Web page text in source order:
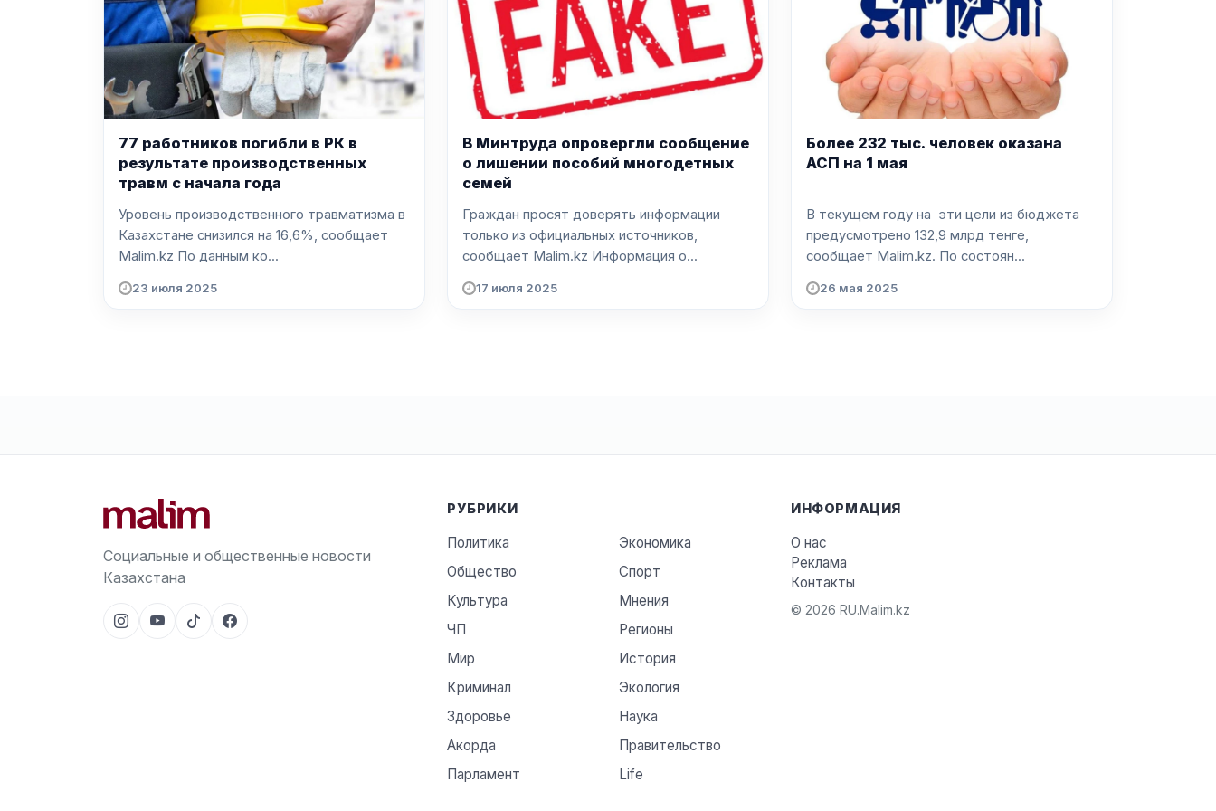
77 работников погибли в РК в
результате производственных
травм с начала года
Уровень производственного травматизма в
Казахстане снизился на 16,6%, сообщает
Malim.kz По данным ко...
23 июля 2025
В Минтруда опровергли сообщение
о лишении пособий многодетных
семей
Граждан просят доверять информации
только из официальных источников,
сообщает Malim.kz Информация о...
17 июля 2025
Более 232 тыс. человек оказана
АСП на 1 мая
В текущем году на эти цели из бюджета
предусмотрено 132,9 млрд тенге,
сообщает Malim.kz. По состоян...
26 мая 2025
Социальные и общественные новости
Казахстана
РУБРИКИ
Политика
Экономика
Общество
Спорт
Культура
Мнения
ЧП
Регионы
Мир
История
Криминал
Экология
Здоровье
Наука
Акорда
Правительство
Парламент
Life
ИНФОРМАЦИЯ
О нас
Реклама
Контакты
© 2026 RU.Malim.kz